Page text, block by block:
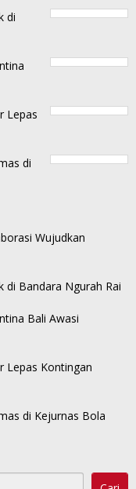
di
Lepas
di
Wujudkan
di Bandara Ngurah Rai
Bali Awasi
Lepas Kontingan
di Kejurnas Bola